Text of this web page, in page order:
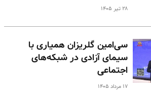
۲۸ تیر ۱۴۰۵
سی‌امین گلریزان همیاری با
سیمای آزادی در شبکه‌های
اجتماعی
۱۷ مرداد ۱۴۰۵